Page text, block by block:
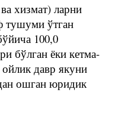
хизмат) ларни
тушуми ўтган
100,0
бўлган ёки кетма-
давр якуни
ошган юридик